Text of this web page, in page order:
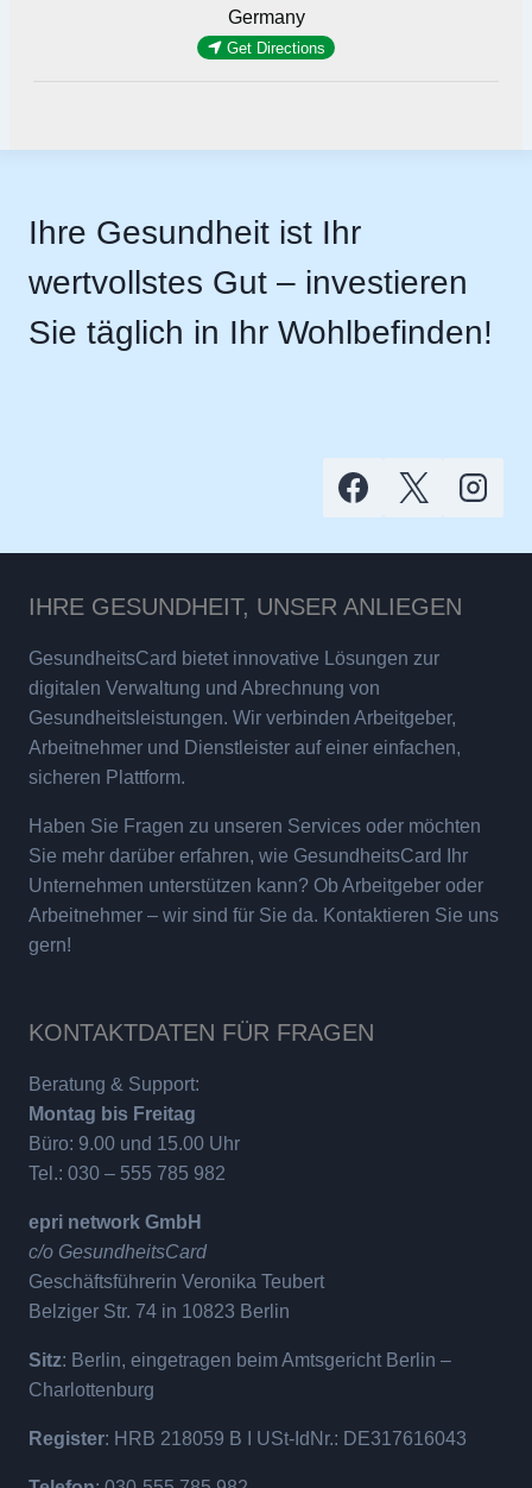
Germany
Get Directions
Ihre Gesundheit ist Ihr
wertvollstes Gut – investieren
Sie täglich in Ihr Wohlbefinden!
IHRE GESUNDHEIT, UNSER ANLIEGEN
GesundheitsCard bietet innovative Lösungen zur
digitalen Verwaltung und Abrechnung von
Gesundheitsleistungen. Wir verbinden Arbeitgeber,
Arbeitnehmer und Dienstleister auf einer einfachen,
sicheren Plattform.
Haben Sie Fragen zu unseren Services oder möchten
Sie mehr darüber erfahren, wie GesundheitsCard Ihr
Unternehmen unterstützen kann? Ob Arbeitgeber oder
Arbeitnehmer – wir sind für Sie da. Kontaktieren Sie uns
gern!
KONTAKTDATEN FÜR FRAGEN
Beratung & Support:
Montag bis Freitag
Büro: 9.00 und 15.00 Uhr
Tel.: 030 – 555 785 982
epri network GmbH
c/o GesundheitsCard
Geschäftsführerin Veronika Teubert
Belziger Str. 74 in 10823 Berlin
Sitz: Berlin, eingetragen beim Amtsgericht Berlin –
Charlottenburg
Register: HRB 218059 B I USt-IdNr.: DE317616043